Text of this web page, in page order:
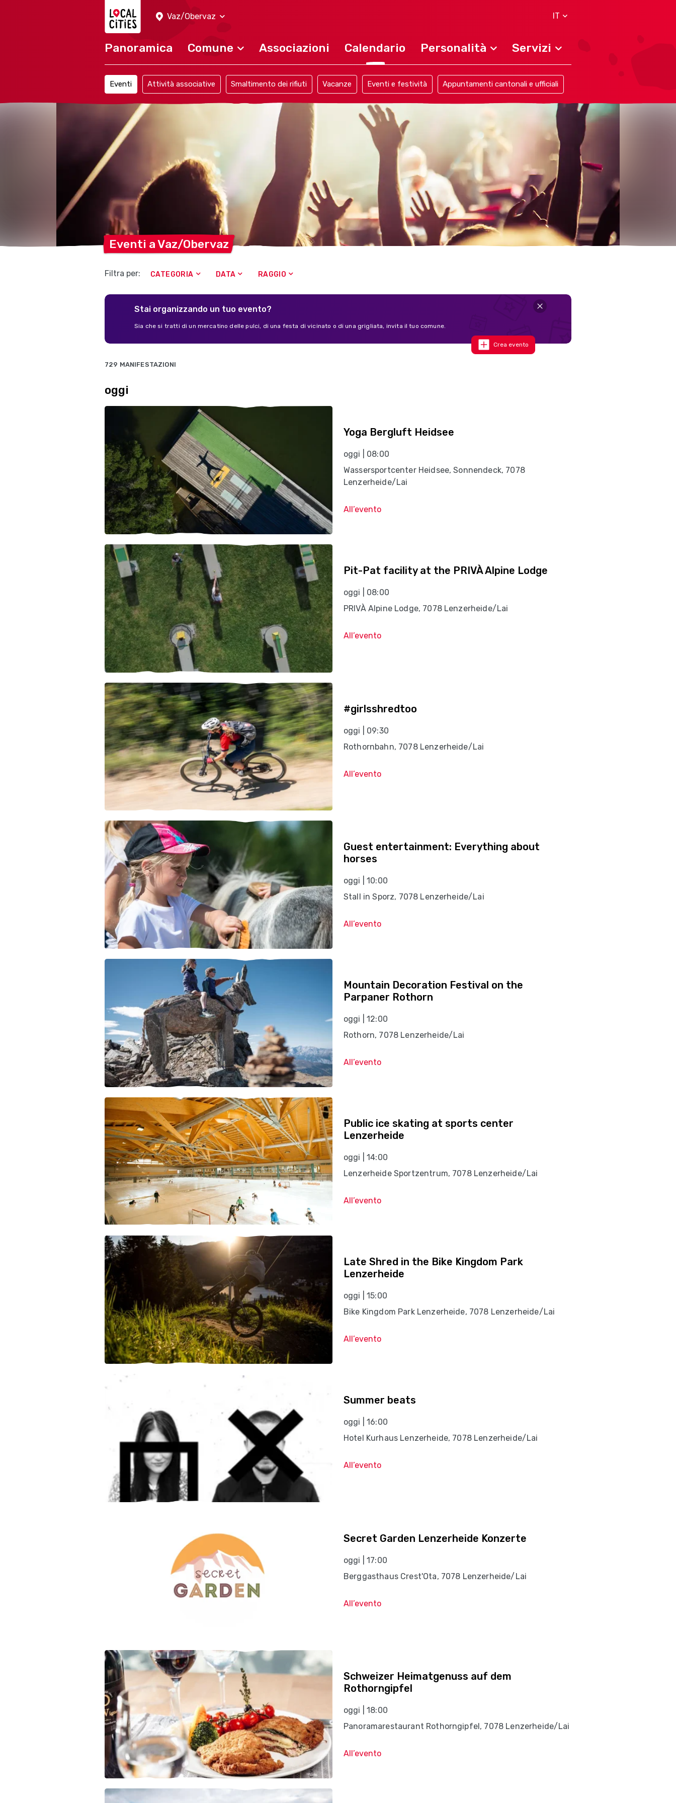
Vaz/Obervaz
IT
Panoramica Comune Associazioni Calendario Personalità Servizi
Eventi Attività associative Smaltimento dei rifiuti Vacanze Eventi e festività Appuntamenti cantonali e ufficiali
Eventi aVaz/Obervaz
Filtra per: CATEGORIA DATA RAGGIO
Stai organizzando un tuo evento?
Sia che si tratti di un mercatino delle pulci, di una festa di vicinato o di una grigliata, invita il tuo comune.
Crea evento
729 MANIFESTAZIONI
oggi
Yoga Bergluft Heidsee
oggi | 08:00
Wassersportcenter Heidsee, Sonnendeck, 7078
Lenzerheide/Lai
All’evento
Pit-Pat facility at the PRIVÀ Alpine Lodge
oggi | 08:00
PRIVÀ Alpine Lodge, 7078 Lenzerheide/Lai
All’evento
#girlsshredtoo
oggi | 09:30
Rothornbahn, 7078 Lenzerheide/Lai
All’evento
Guest entertainment: Everything about
horses
oggi | 10:00
Stall in Sporz, 7078 Lenzerheide/Lai
All’evento
Mountain Decoration Festival on the
Parpaner Rothorn
oggi | 12:00
Rothorn, 7078 Lenzerheide/Lai
All’evento
Public ice skating at sports center
Lenzerheide
oggi | 14:00
Lenzerheide Sportzentrum, 7078 Lenzerheide/Lai
All’evento
Late Shred in the Bike Kingdom Park
Lenzerheide
oggi | 15:00
Bike Kingdom Park Lenzerheide, 7078 Lenzerheide/Lai
All’evento
Summer beats
oggi | 16:00
Hotel Kurhaus Lenzerheide, 7078 Lenzerheide/Lai
All’evento
Secret Garden Lenzerheide Konzerte
oggi | 17:00
Berggasthaus Crest'Ota, 7078 Lenzerheide/Lai
All’evento
Schweizer Heimatgenuss auf dem
Rothorngipfel
oggi | 18:00
Panoramarestaurant Rothorngipfel, 7078 Lenzerheide/Lai
All’evento